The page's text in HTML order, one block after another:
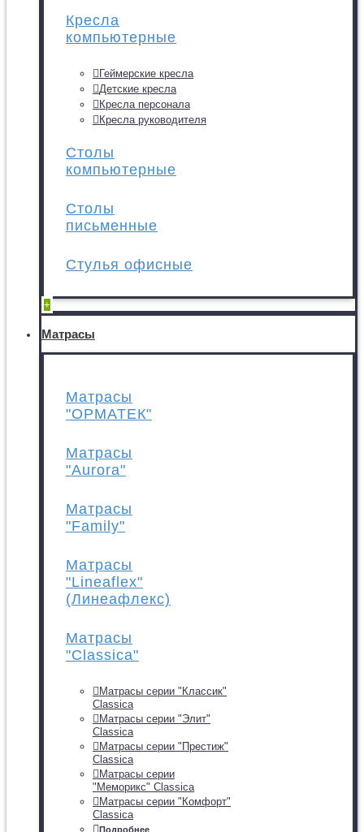
Кресла
компьютерные
Геймерские кресла
Детские кресла
Кресла персонала
Кресла руководителя
Столы
компьютерные
Столы
письменные
Стулья офисные
+
Матрасы
Матрасы
"ОРМАТЕК"
Матрасы
"Aurora"
Матрасы
"Family"
Матрасы
"Lineaflex"
(Линеафлекс)
Матрасы
"Classica"
Матрасы серии "Классик"
Classica
Матрасы серии "Элит"
Classica
Матрасы серии "Престиж"
Classica
Матрасы серии
"Меморикс" Classica
Матрасы серии "Комфорт"
Classica
Подробнее